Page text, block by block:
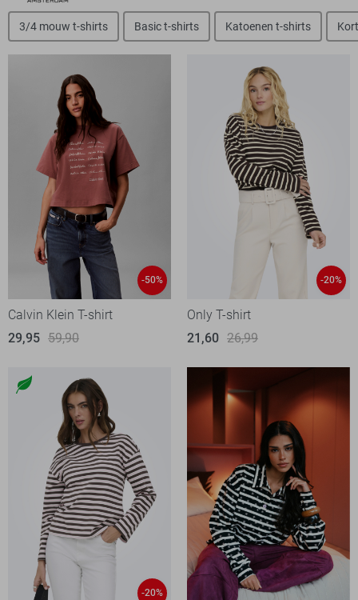
3/4 mouw t-shirts Basic t-shirts Katoenen t-shirts
-50%
Calvin Klein T-shirt
29,95 59,90
-20%
Only T-shirt
21,60 26,99
-20%